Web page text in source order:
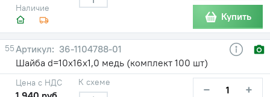
Наличие
Купить
55
36-1104788-01
Шайба d=10х16х1,0 медь (комплект 100 шт)
Цена с НДС К схеме − +